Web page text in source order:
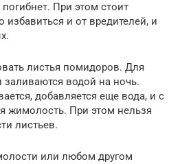
При этом стоит
и от вредителей, и
листья помидоров. Для
заливаются водой на ночь.
добавляется еще вода, и с
жимолость. При этом нельзя
листьев.
или любом другом